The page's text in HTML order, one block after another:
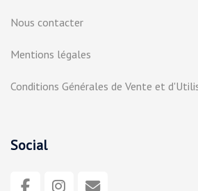
Nous contacter
Mentions légales
Conditions Générales de Vente et
Social